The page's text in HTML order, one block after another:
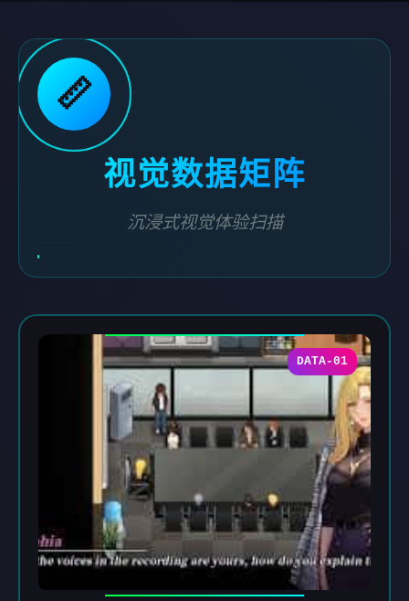
📏
视觉数据矩阵
沉浸式视觉体验扫描
DATA-01